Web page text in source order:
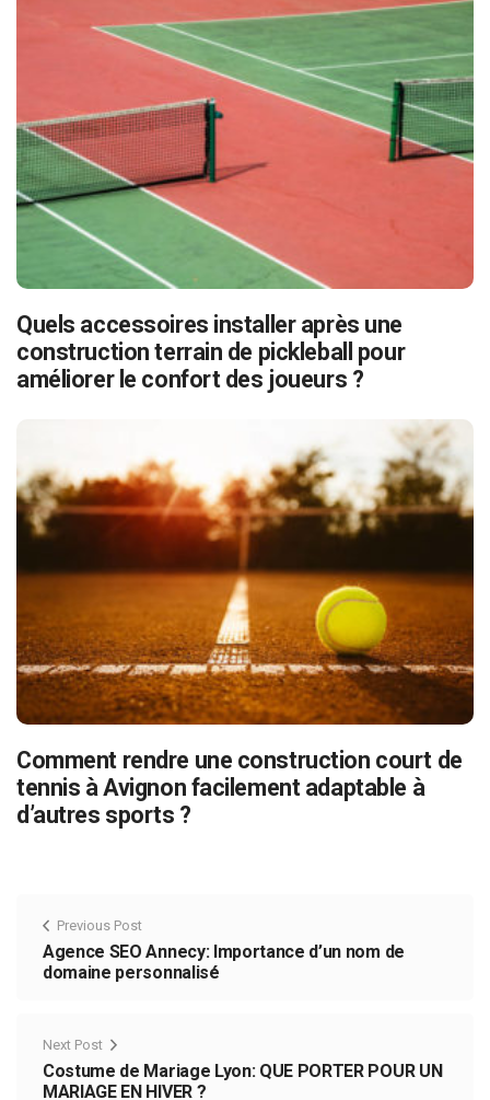
Quels accessoires installer après une
construction terrain de pickleball pour
améliorer le confort des joueurs ?
Comment rendre une construction court de
tennis à Avignon facilement adaptable à
d’autres sports ?
Previous Post
Agence SEO Annecy: Importance d’un nom de
domaine personnalisé
Next Post
Costume de Mariage Lyon: QUE PORTER POUR UN
MARIAGE EN HIVER ?